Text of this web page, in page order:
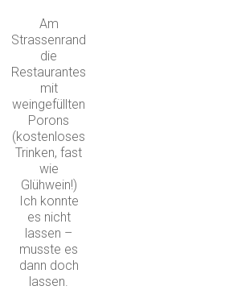
Am
Strassenrand
die
Restaurantes
mit
weingefüllten
Porons
(kostenloses
Trinken, fast
wie
Glühwein!)
Ich konnte
es nicht
lassen –
musste es
dann doch
lassen.